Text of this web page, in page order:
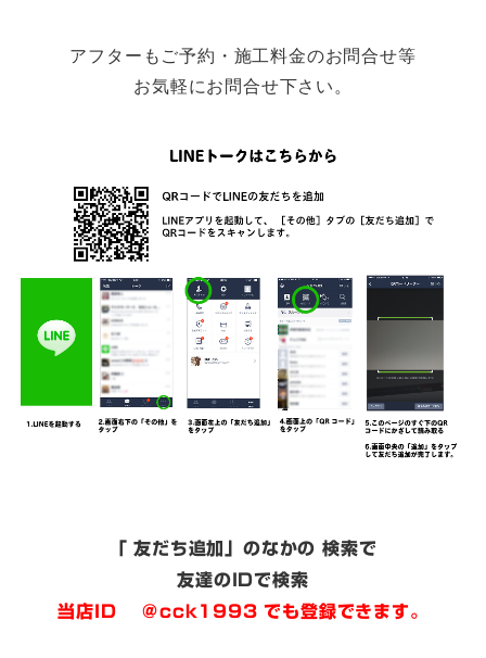
アフターもご予約・施工料金のお問合せ等
お気軽にお問合せ下さい。
「 友だち追加」のなかの 検索で
友達のIDで検索
当店ID ＠cck1993 でも登録できます。